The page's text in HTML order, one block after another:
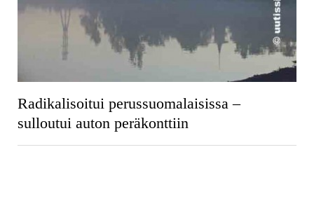
Radikalisoitui perussuomalaisissa –
sulloutui auton peräkonttiin